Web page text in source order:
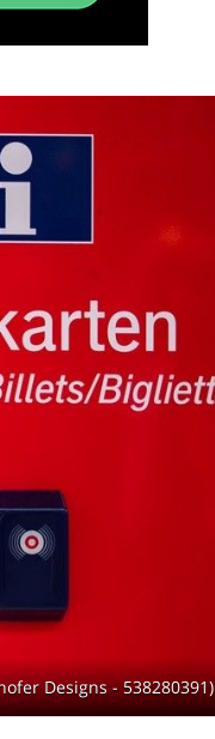
Designs - 538280391)